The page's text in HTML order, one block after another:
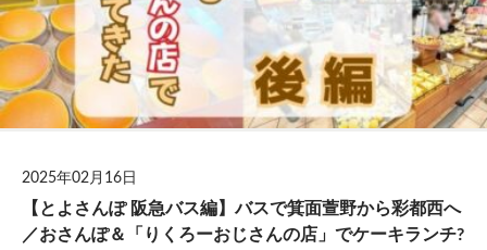
2025年02月16日
【とよさんぽ 阪急バス編】バスで箕面萱野から彩都西へ
／おさんぽ＆「りくろーおじさんの店」でケーキランチ?